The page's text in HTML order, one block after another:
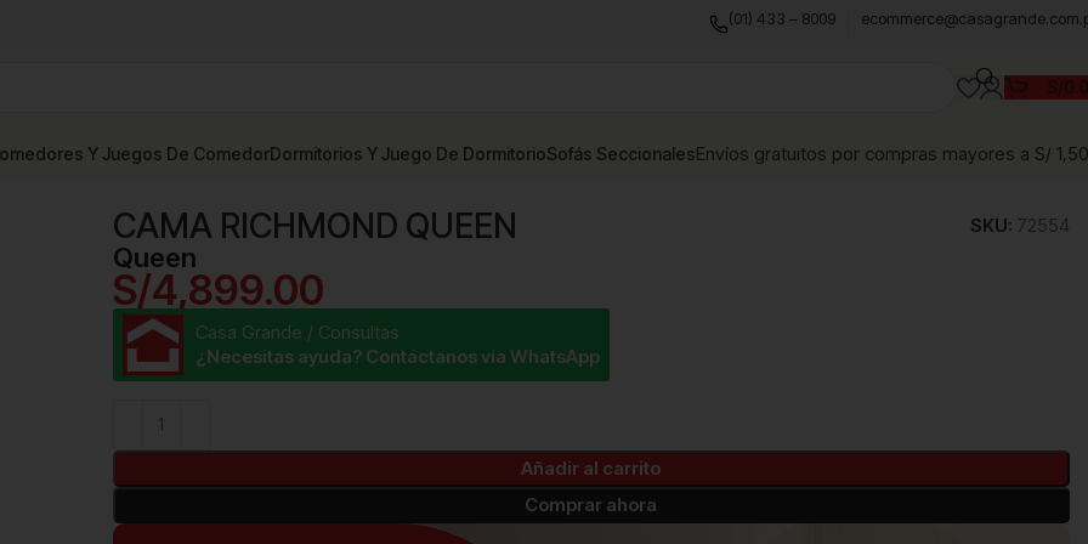
(01) 433 – 8009
S/
Y Juegos De ComedorDormitorios Y Juego De DormitorioSofás SeccionalesEnvíos gratuitos por compras mayores a S/
CAMA RICHMOND QUEEN
CAMA RICHMOND QUEEN SKU: 72554
Queen
S/4,899.00
Casa Grande / Consultas
¿Necesitas ayuda? Contáctanos vía WhatsApp
Añadir al carrito
Comprar ahora